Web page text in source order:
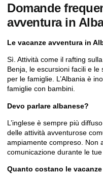
Domande
avventura in
Le vacanze avventura in
Sì. Attività come il rafting
Benja, le escursioni facili e
per le famiglie. L’Albania è
famiglie con bambini.
Devo parlare albanese?
L’inglese è sempre più
delle attività avventurose
ampiamente compreso. Non
comunicazione durante le
Quanto costano le